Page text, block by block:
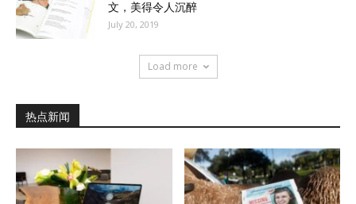
文，美得令人沉醉
July 20, 2019
Load more
热点新闻